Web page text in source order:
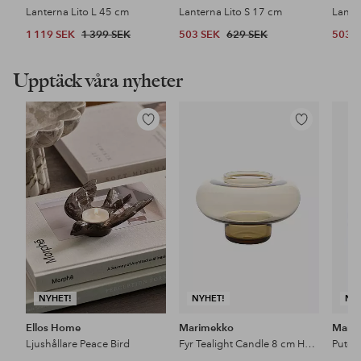
Lanterna Lito L 45 cm
1 119 SEK 1 399 SEK
Lanterna Lito S 17 cm
503 SEK 629 SEK
503
Upptäck våra nyheter
NYHET!
Lägg
favoriter
Ellos Home
Ljushållare Peace Bird
NYHET!
Lägg
Marimekko
Fyr Tealight Candle 8 cm Holder